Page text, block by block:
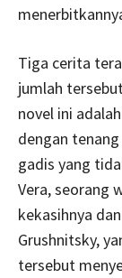
Tiga cerita
jumlah
novel ini
dengan
gadis yang
Vera, seorang
kekasihnya
Grushnitsky,
tersebut